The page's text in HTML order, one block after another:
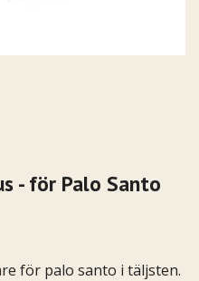
- för Palo Santo
för palo santo i täljsten.